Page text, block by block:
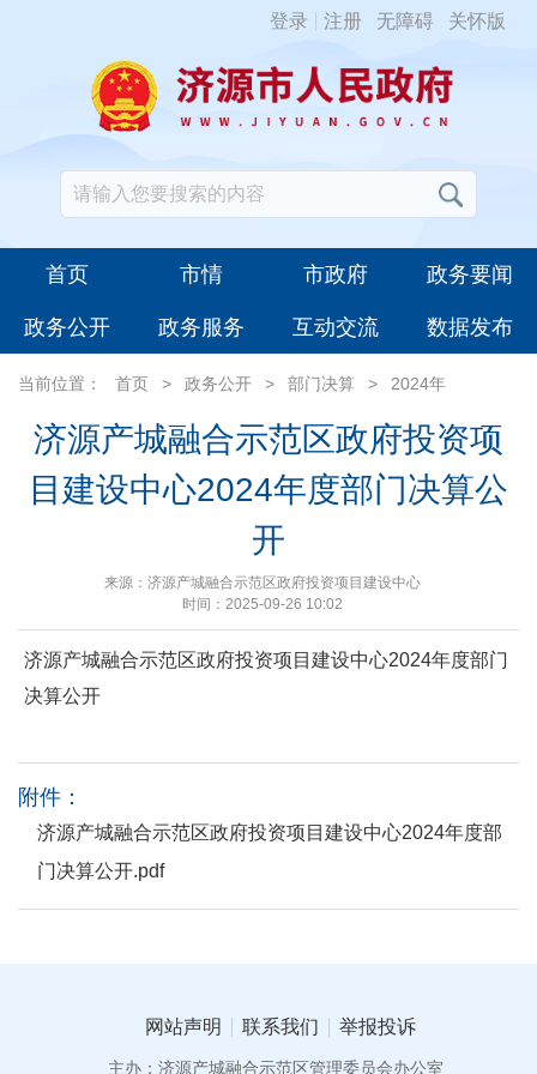
登录 注册 无障碍 关怀版
首页 市情 市政府 政务要闻
政务公开 政务服务 互动交流 数据发布
当前位置： 首页 > 政务公开 > 部门决算 > 2024年
济源产城融合示范区政府投资项
目建设中心2024年度部门决算公
开
来源：济源产城融合示范区政府投资项目建设中心
时间：2025-09-26 10:02
济源产城融合示范区政府投资项目建设中心2024年度部门
决算公开
附件：
济源产城融合示范区政府投资项目建设中心2024年度部
门决算公开.pdf
网站声明 联系我们 举报投诉
主办：济源产城融合示范区管理委员会办公室